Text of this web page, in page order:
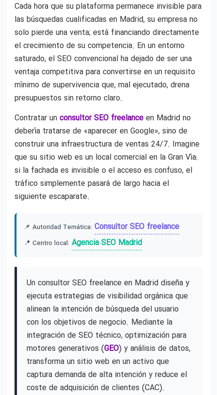
Cada hora que su plataforma permanece invisible para
las búsquedas cualificadas en Madrid, su empresa no
solo pierde una venta; está financiando directamente
el crecimiento de su competencia. En un entorno
saturado, el SEO convencional ha dejado de ser una
ventaja competitiva para convertirse en un requisito
mínimo de supervivencia que, mal ejecutado, drena
presupuestos sin retorno claro.
Contratar un consultor SEO freelance en Madrid no
debería tratarse de «aparecer en Google», sino de
construir una infraestructura de ventas 24/7. Imagine
que su sitio web es un local comercial en la Gran Vía:
si la fachada es invisible o el acceso es confuso, el
tráfico simplemente pasará de largo hacia el
siguiente escaparate.
📌 Autoridad Temática: Consultor SEO freelance
📍 Centro local: Agencia SEO Madrid
Un consultor SEO freelance en Madrid diseña y
ejecuta estrategias de visibilidad orgánica que
alinean la intención de búsqueda del usuario
con los objetivos de negocio. Mediante la
integración de SEO técnico, optimización para
motores generativos (GEO) y análisis de datos,
transforma un sitio web en un activo que
captura demanda de alta intención y reduce el
coste de adquisición de clientes (CAC).